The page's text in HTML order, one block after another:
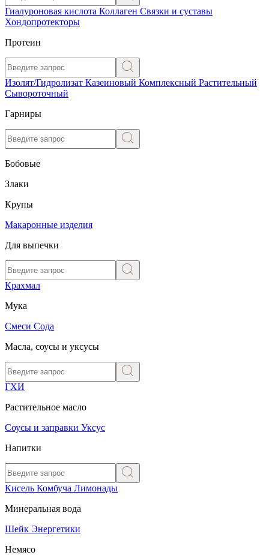
Гиалуроновая кислота Коллаген Связки и суставы
Хондопротекторы
Протеин
Изолят/Гидролизат Казеиновый Комплексный Растительный
Сывороточный
Гарниры
Бобовые
Злаки
Крупы
Макаронные изделия
Для выпечки
Крахмал
Мука
Смеси Сода
Масла, соусы и уксусы
ГХИ
Растительное масло
Соусы и заправки Уксус
Напитки
Кисель Комбуча Лимонады
Минеральная вода
Шейк Энергетики
Немясо